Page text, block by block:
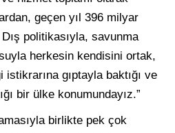
geçen yıl 396 milyar
politikasıyla, savunma
herkesin kendisini ortak,
gıptayla baktığı ve
bir ülke konumundayız.”
birlikte pek çok